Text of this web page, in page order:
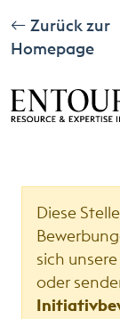
Zurück zur
Homepage
Diese
sich unsere
oder